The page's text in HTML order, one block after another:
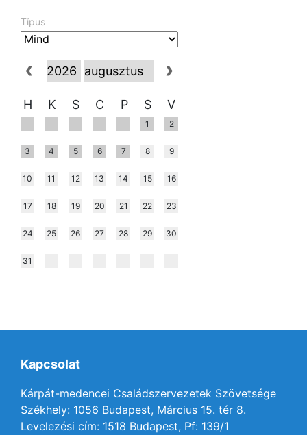
Típus
H K S C P S V
1 2
3 4 5 6 7 8 9
10 11 12 13 14 15 16
17 18 19 20 21 22 23
24 25 26 27 28 29 30
31
Kapcsolat
Kárpát-medencei Családszervezetek Szövetsége
Székhely: 1056 Budapest, Március 15. tér 8.
Levelezési cím: 1518 Budapest, Pf: 139/1